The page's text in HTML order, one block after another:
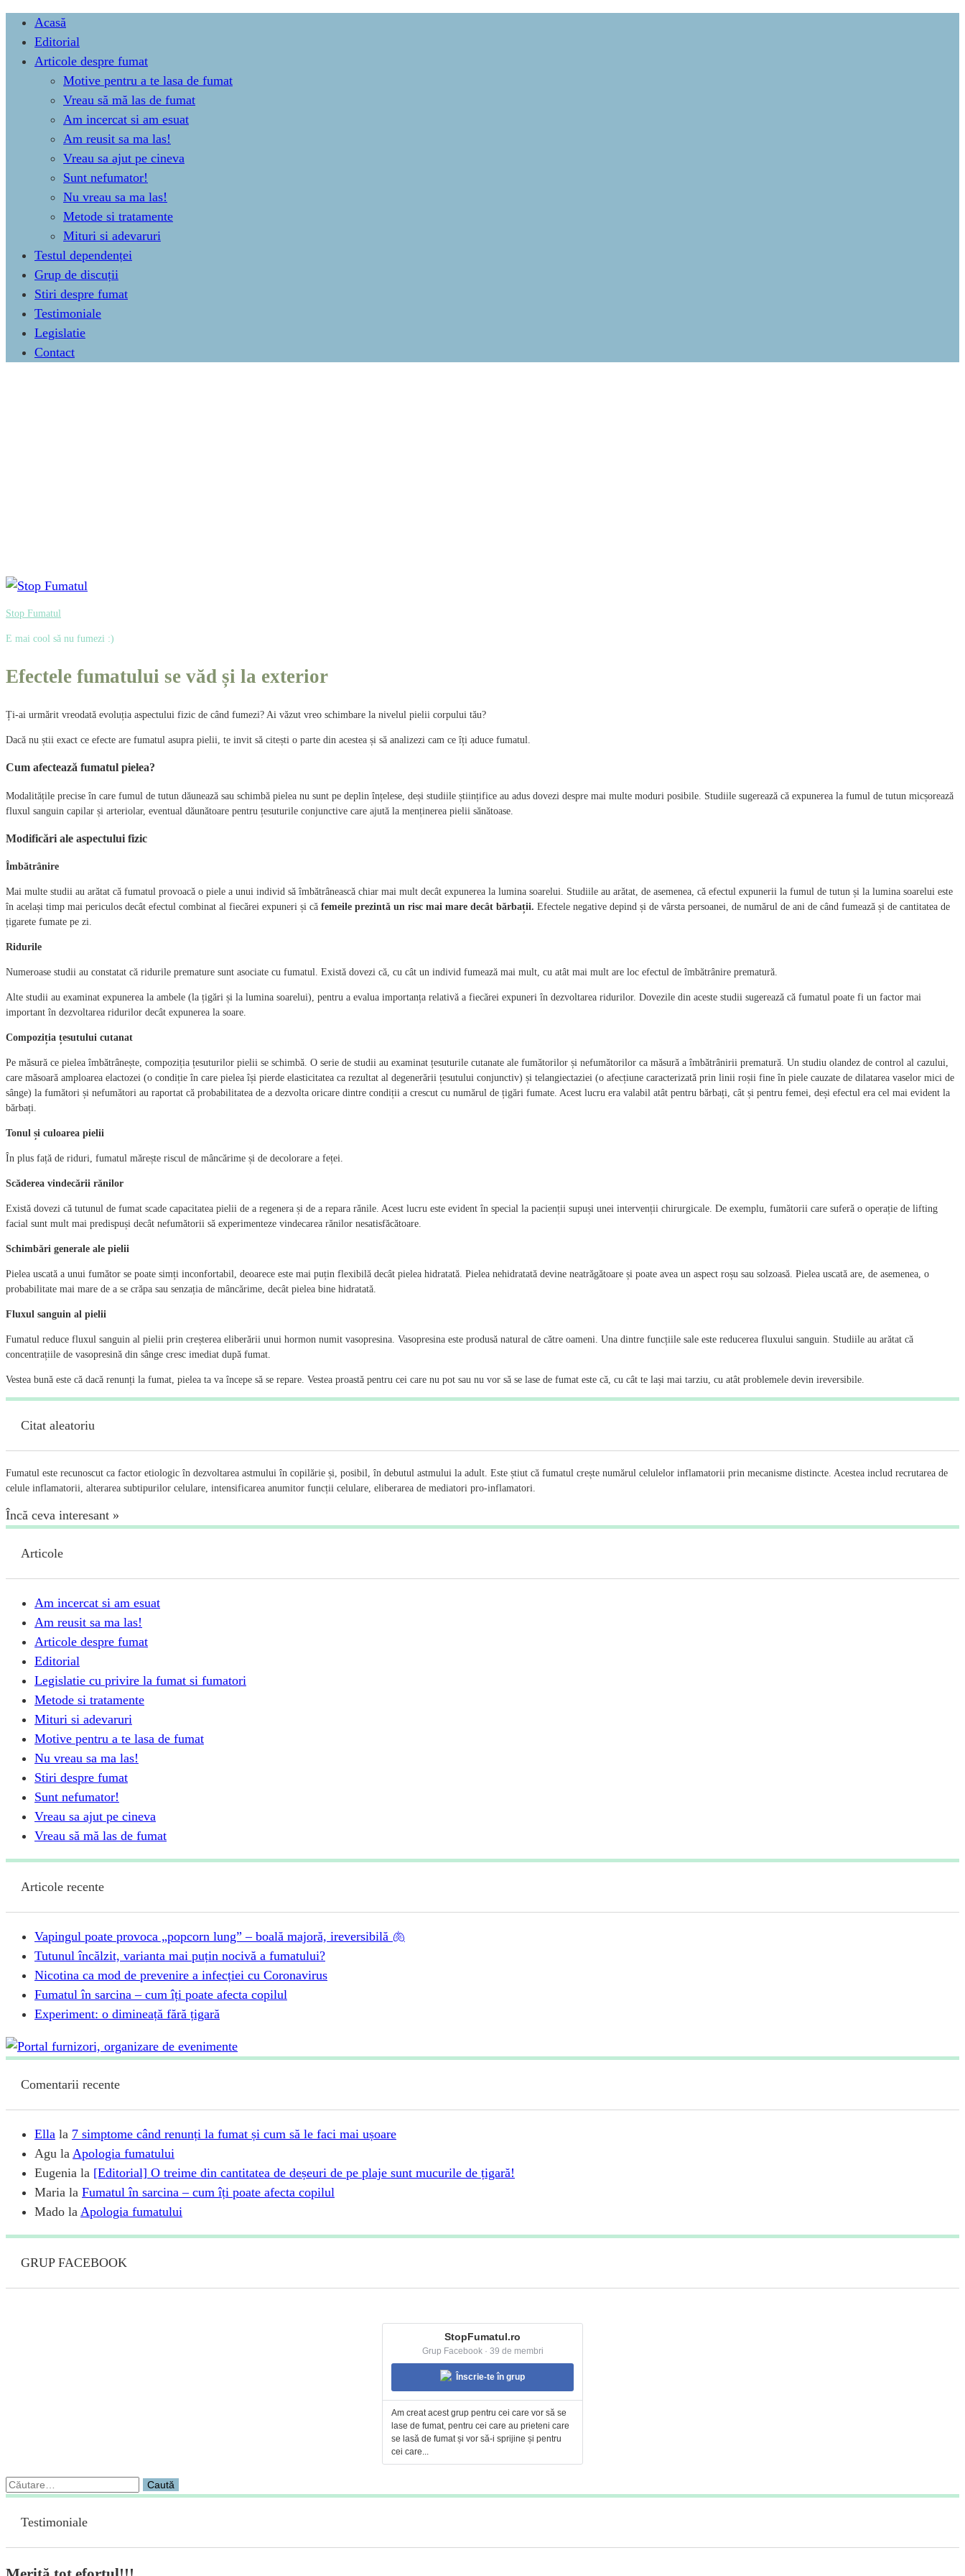
Skip
content
Acasă
Editorial
Articole despre fumat
Motive pentru a te lasa de fumat
Vreau să mă las de fumat
Am incercat si am esuat
Am reusit sa ma las!
Vreau sa ajut pe cineva
Sunt nefumator!
Nu vreau sa ma las!
Metode si tratamente
Mituri si adevaruri
Testul dependenței
Grup de discuții
Stiri despre fumat
Testimoniale
Legislatie
Contact
Stop Fumatul
E mai cool să nu fumezi :)
Efectele fumatului se văd și la exterior
Ți-ai urmărit vreodată evoluția aspectului fizic de când fumezi? Ai văzut vreo schimbare la nivelul pielii corpului tău?
Dacă nu știi exact ce efecte are fumatul asupra pielii, te invit să citești o parte din acestea și să analizezi cam ce îți aduce fumatul.
Cum afectează fumatul pielea?
Modalitățile precise în care fumul de tutun dăunează sau schimbă pielea nu sunt pe deplin înțelese, deși studiile științifice au adus dovezi despre mai multe moduri posibile. Studiile sugerează că expunerea la fumul de tutun micșorează
fluxul sanguin capilar și arteriolar, eventual dăunătoare pentru țesuturile conjunctive care ajută la menținerea pielii sănătoase.
Modificări ale aspectului fizic
Îmbătrânire
Mai multe studii au arătat că fumatul provoacă o piele a unui individ să îmbătrânească chiar mai mult decât expunerea la lumina soarelui. Studiile au arătat, de asemenea, că efectul expunerii la fumul de tutun și la lumina soarelui este
în același timp mai periculos decât efectul combinat al fiecărei expuneri și că femeile prezintă un risc mai mare decât bărbații. Efectele negative depind și de vârsta persoanei, de numărul de ani de când fumează și de cantitatea de
țigarete fumate pe zi.
Ridurile
Numeroase studii au constatat că ridurile premature sunt asociate cu fumatul. Există dovezi că, cu cât un individ fumează mai mult, cu atât mai mult are loc efectul de îmbătrânire prematură.
Alte studii au examinat expunerea la ambele (la țigări și la lumina soarelui), pentru a evalua importanța relativă a fiecărei expuneri în dezvoltarea ridurilor. Dovezile din aceste studii sugerează că fumatul poate fi un factor mai
important în dezvoltarea ridurilor decât expunerea la soare.
Compoziția țesutului cutanat
Pe măsură ce pielea îmbătrânește, compoziția țesuturilor pielii se schimbă. O serie de studii au examinat țesuturile cutanate ale fumătorilor și nefumătorilor ca măsură a îmbătrânirii prematură. Un studiu olandez de control al cazului,
care măsoară amploarea elactozei (o condiție în care pielea își pierde elasticitatea ca rezultat al degenerării țesutului conjunctiv) și telangiectaziei (o afecțiune caracterizată prin linii roșii fine în piele cauzate de dilatarea vaselor mici de
sânge) la fumători și nefumători au raportat că probabilitatea de a dezvolta oricare dintre condiții a crescut cu numărul de țigări fumate. Acest lucru era valabil atât pentru bărbați, cât și pentru femei, deși efectul era cel mai evident la
bărbați.
Tonul și culoarea pielii
În plus față de riduri, fumatul mărește riscul de mâncărime și de decolorare a feței.
Scăderea vindecării rănilor
Există dovezi că tutunul de fumat scade capacitatea pielii de a regenera și de a repara rănile. Acest lucru este evident în special la pacienții supuși unei intervenții chirurgicale. De exemplu, fumătorii care suferă o operație de lifting
facial sunt mult mai predispuși decât nefumătorii să experimenteze vindecarea rănilor nesatisfăcătoare.
Schimbări generale ale pielii
Pielea uscată a unui fumător se poate simți inconfortabil, deoarece este mai puțin flexibilă decât pielea hidratată. Pielea nehidratată devine neatrăgătoare și poate avea un aspect roșu sau solzoasă. Pielea uscată are, de asemenea, o
probabilitate mai mare de a se crăpa sau senzația de mâncărime, decât pielea bine hidratată.
Fluxul sanguin al pielii
Fumatul reduce fluxul sanguin al pielii prin creșterea eliberării unui hormon numit vasopresina. Vasopresina este produsă natural de către oameni. Una dintre funcțiile sale este reducerea fluxului sanguin. Studiile au arătat că
concentrațiile de vasopresină din sânge cresc imediat după fumat.
Vestea bună este că dacă renunți la fumat, pielea ta va începe să se repare. Vestea proastă pentru cei care nu pot sau nu vor să se lase de fumat este că, cu cât te lași mai tarziu, cu atât problemele devin ireversibile.
Citat aleatoriu
Fumatul este recunoscut ca factor etiologic în dezvoltarea astmului în copilărie și, posibil, în debutul astmului la adult. Este știut că fumatul crește numărul celulelor inflamatorii prin mecanisme distincte. Acestea includ recrutarea de
celule inflamatorii, alterarea subtipurilor celulare, intensificarea anumitor funcții celulare, eliberarea de mediatori pro-inflamatori.
Încă ceva interesant »
Articole
Am incercat si am esuat
Am reusit sa ma las!
Articole despre fumat
Editorial
Legislatie cu privire la fumat si fumatori
Metode si tratamente
Mituri si adevaruri
Motive pentru a te lasa de fumat
Nu vreau sa ma las!
Stiri despre fumat
Sunt nefumator!
Vreau sa ajut pe cineva
Vreau să mă las de fumat
Articole recente
Vapingul poate provoca „popcorn lung” – boală majoră, ireversibilă 🫁
Tutunul încălzit, varianta mai puțin nocivă a fumatului?
Nicotina ca mod de prevenire a infecției cu Coronavirus
Fumatul în sarcina – cum îți poate afecta copilul
Experiment: o dimineață fără țigară
Comentarii recente
Ella la 7 simptome când renunți la fumat și cum să le faci mai ușoare
Agu la Apologia fumatului
Eugenia la [Editorial] O treime din cantitatea de deșeuri de pe plaje sunt mucurile de țigară!
Maria la Fumatul în sarcina – cum îți poate afecta copilul
Mado la Apologia fumatului
GRUP FACEBOOK
StopFumatul.ro
Grup Facebook · 39 de membri
Înscrie-te în grup
Am creat acest grup pentru cei care vor să se
lase de fumat, pentru cei care au prieteni care
se lasă de fumat și vor să-i sprijine și pentru
cei care...
Caută
Testimoniale